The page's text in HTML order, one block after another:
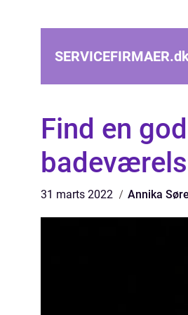
SERVICEFIRMAER.
Find en
31 marts 2022 Annika